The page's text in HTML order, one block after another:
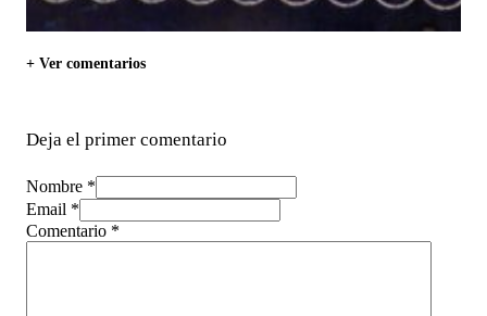
+ Ver comentarios
Deja el primer comentario
Nombre *
Email *
Comentario *